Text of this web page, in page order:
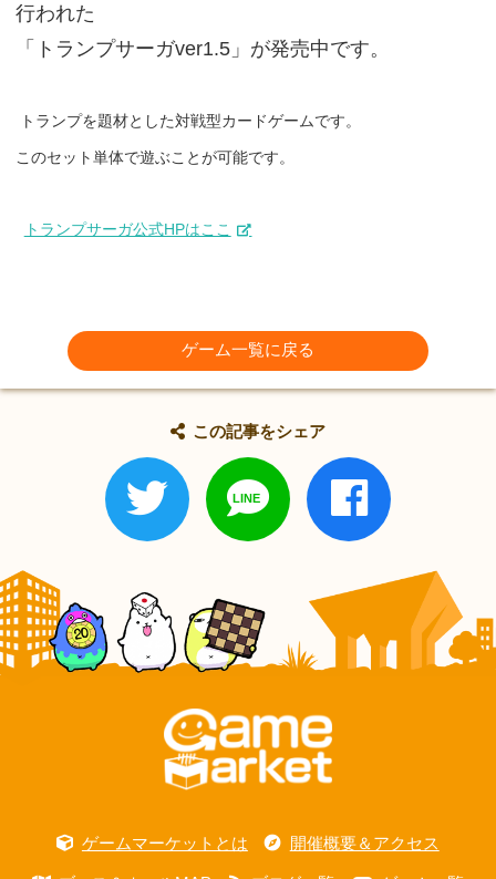
行われた
「トランプサーガver1.5」が発売中です。
トランプを題材とした対戦型カードゲームです。
このセット単体で遊ぶことが可能です。
トランプサーガ公式HPはここ
ゲーム一覧に戻る
この記事をシェア
ゲームマーケットとは 開催概要＆アクセス